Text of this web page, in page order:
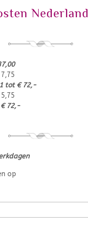
Nederland
tot € 72,-
72,-
op